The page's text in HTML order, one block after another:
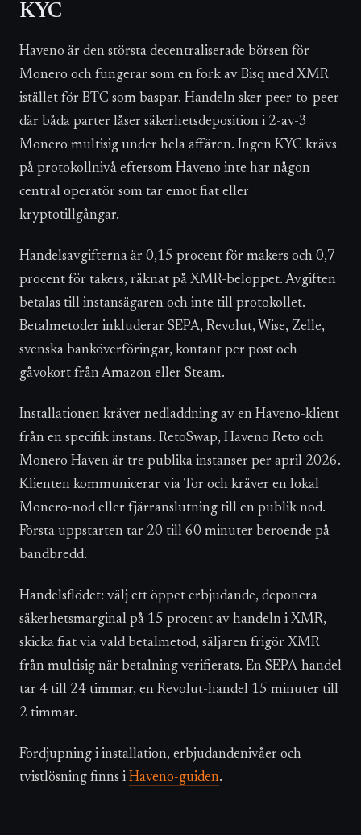
KYC
Haveno är den största decentraliserade börsen för
Monero och fungerar som en fork av Bisq med XMR
istället för BTC som baspar. Handeln sker peer-to-peer
där båda parter låser säkerhetsdeposition i 2-av-3
Monero multisig under hela affären. Ingen KYC krävs
på protokollnivå eftersom Haveno inte har någon
central operatör som tar emot fiat eller
kryptotillgångar.
Handelsavgifterna är 0,15 procent för makers och 0,7
procent för takers, räknat på XMR-beloppet. Avgiften
betalas till instansägaren och inte till protokollet.
Betalmetoder inkluderar SEPA, Revolut, Wise, Zelle,
svenska banköverföringar, kontant per post och
gåvokort från Amazon eller Steam.
Installationen kräver nedladdning av en Haveno-klient
från en specifik instans. RetoSwap, Haveno Reto och
Monero Haven är tre publika instanser per april 2026.
Klienten kommunicerar via Tor och kräver en lokal
Monero-nod eller fjärranslutning till en publik nod.
Första uppstarten tar 20 till 60 minuter beroende på
bandbredd.
Handelsflödet: välj ett öppet erbjudande, deponera
säkerhetsmarginal på 15 procent av handeln i XMR,
skicka fiat via vald betalmetod, säljaren frigör XMR
från multisig när betalning verifierats. En SEPA-handel
tar 4 till 24 timmar, en Revolut-handel 15 minuter till
2 timmar.
Fördjupning i installation, erbjudandenivåer och
tvistlösning finns i Haveno-guiden.